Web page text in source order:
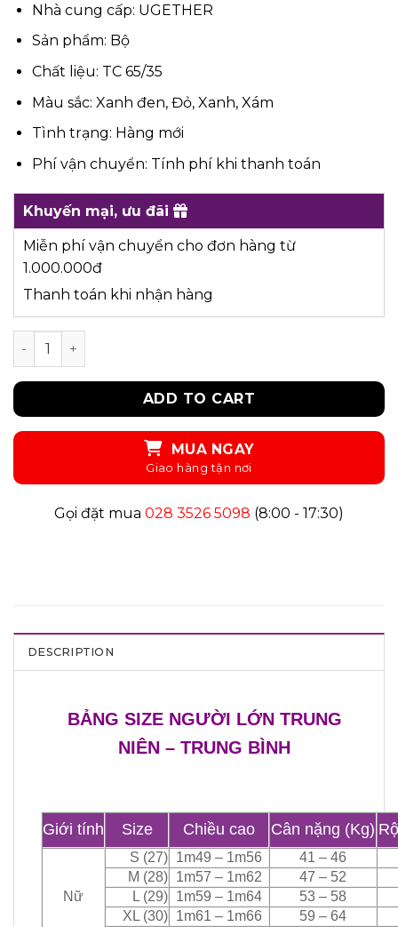
Nhà cung cấp: UGETHER
Sản phẩm: Bộ
Chất liệu: TC 65/35
Màu sắc: Xanh đen, Đỏ, Xanh, Xám
Tình trạng: Hàng mới
Phí vận chuyển: Tính phí khi thanh toán
Khuyến mại, ưu đãi
Miễn phí vận chuyển cho đơn hàng từ
1.000.000đ
Thanh toán khi nhận hàng
UPAR20 - ĐỒ BỘ quantity
ADD TO CART
MUA NGAY
Gọi đặt mua 028 3526 5098 (8:00 - 17:30)
DESCRIPTION
BẢNG SIZE NGƯỜI LỚN TRUNG
NIÊN – TRUNG BÌNH
Giới tính Size Chiều cao Cân nặng (Kg)
Nữ
S (27) 1m49 – 1m56
41 – 46
M (28) 1m57 – 1m62
47 – 52
L (29) 1m59 – 1m64
53 – 58
XL (30) 1m61 – 1m66
59 – 64